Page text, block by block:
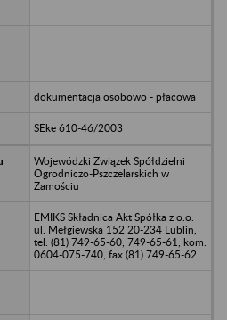
dokumentacja osobowo - płacowa
SEke 610-46/2003
Wojewódzki Związek Spółdzielni
Ogrodniczo-Pszczelarskich w
Zamościu
EMIKS Składnica Akt Spółka z o.o.
ul. Mełgiewska 152 20-234 Lublin,
tel. (81) 749-65-60, 749-65-61, kom.
0604-075-740, fax (81) 749-65-62